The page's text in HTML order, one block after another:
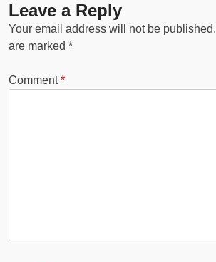
Leave a Reply
Your email address will not be published.
are marked *
Comment*